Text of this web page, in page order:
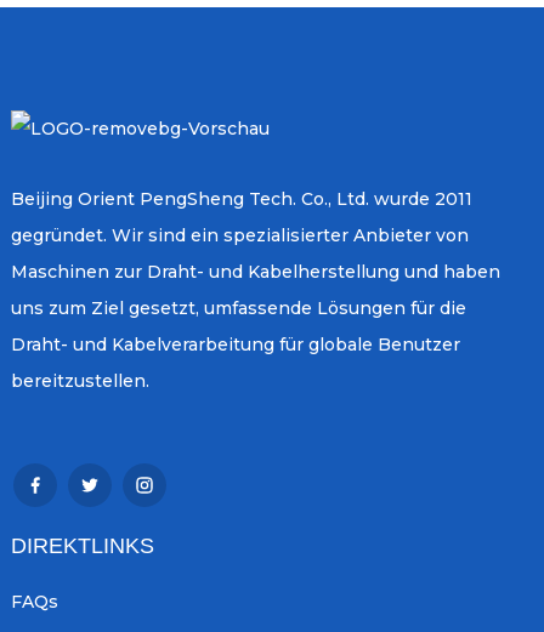
Beijing Orient PengSheng Tech. Co., Ltd. wurde 2011
gegründet. Wir sind ein spezialisierter Anbieter von
Maschinen zur Draht- und Kabelherstellung und haben
uns zum Ziel gesetzt, umfassende Lösungen für die
Draht- und Kabelverarbeitung für globale Benutzer
bereitzustellen.
DIREKTLINKS
FAQs